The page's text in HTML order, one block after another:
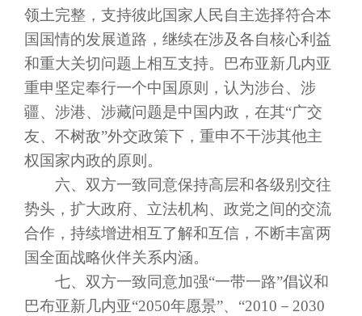
领土完整，支持彼此国家人民自主选择符合本
国国情的发展道路，继续在涉及各自核心利益
和重大关切问题上相互支持。巴布亚新几内亚
重申坚定奉行一个中国原则，认为涉台、涉
疆、涉港、涉藏问题是中国内政，在其“广交
友、不树敌”外交政策下，重申不干涉其他主
权国家内政的原则。
六、双方一致同意保持高层和各级别交往
势头，扩大政府、立法机构、政党之间的交流
合作，持续增进相互了解和互信，不断丰富两
国全面战略伙伴关系内涵。
七、双方一致同意加强“一带一路”倡议和
巴布亚新几内亚“2050年愿景”、“2010－2030